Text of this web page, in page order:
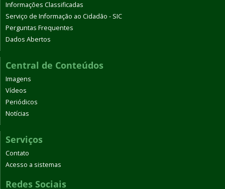
Informações Classificadas
Serviço de Informação ao Cidadão - SIC
Perguntas Frequentes
Dados Abertos
Central de Conteúdos
Imagens
Vídeos
Periódicos
Notícias
Serviços
Contato
Acesso a sistemas
Redes Sociais